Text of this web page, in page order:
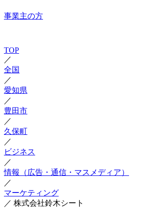
事業主の方
TOP
／
全国
／
愛知県
／
豊田市
／
久保町
／
ビジネス
／
情報（広告・通信・マスメディア）
／
マーケティング
／ 株式会社鈴木シート